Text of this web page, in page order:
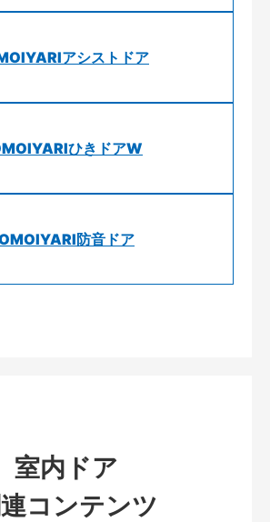
アシストドア
ひきドアW
防音ドア
室内ドア
コンテンツ